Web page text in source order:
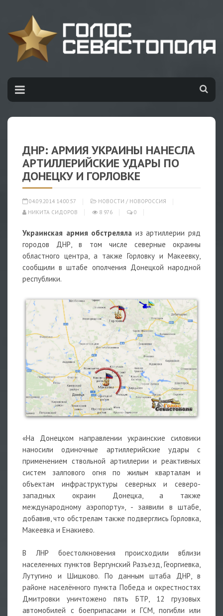
ДНР: АРМИЯ УКРАИНЫ НАНЕСЛА
АРТИЛЛЕРИЙСКИЕ УДАРЫ ПО
ДОНЕЦКУ И ГОРЛОВКЕ
04.09.2014 14:00:57 НОВОСТИ / НОВОРОССИЯ
НИКИТА СИДОРОВ
8 976 0
Украинская армия обстреляла из артиллерии ряд
городов ДНР, в том числе северные окраины
областного центра, а также Горловку и Макеевку,
сообщили в штабе ополчения Донецкой народной
республики.
«На Донецком направлении украинские силовики
наносили одиночные артиллерийские удары с
применением ствольной артиллерии и реактивных
систем залпового огня по жилым кварталам и
объектам инфраструктуры северных и северо-
западных окраин Донецка, а также
международному аэропорту», - заявили в штабе,
добавив, что обстрелам также подверглись Горловка,
Макеевка и Енакиево.
В ЛНР боестолкновения происходили вблизи
населенных пунктов Вергунский Разъезд, Георгиевка,
Лутугино и Шишково. По данным штаба ДНР, в
районе населённого пункта Победа и окрестностях
Дмитровки уничтожено пять БТР, 12 грузовых
автомобилей с боеприпасами и ГСМ, погибли или